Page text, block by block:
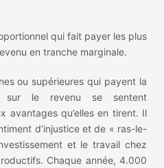
qui fait payer les plus
en tranche marginale.
ou supérieures qui payent la
sur le revenu se sentent
avantages qu’elles en tirent. Il
d’injustice et de « ras-le-
et le travail chez
Chaque année, 4.000